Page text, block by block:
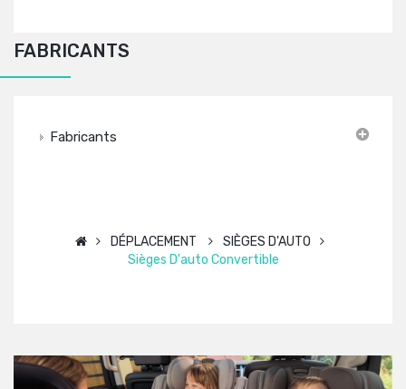
FABRICANTS
Fabricants
DÉPLACEMENT
SIÈGES D'AUTO
Sièges D'auto Convertible